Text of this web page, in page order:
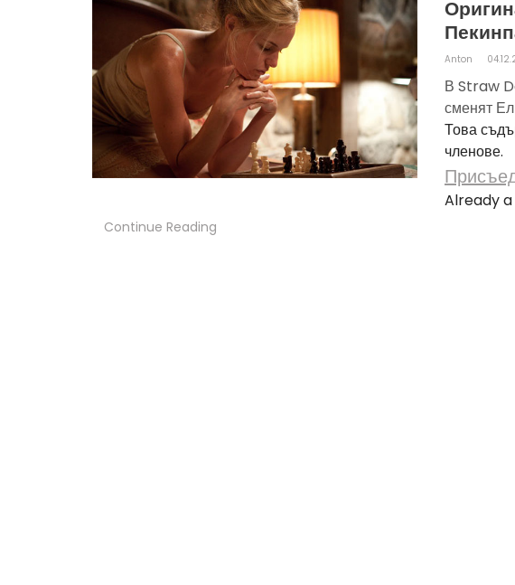
Anton
В Straw
сменят
Това
членове.
Already
Continue Reading